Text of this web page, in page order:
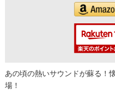
あの頃の熱いサウンドが蘇る！
場！